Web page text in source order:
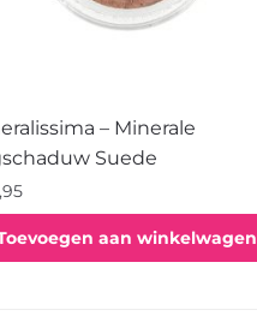
– Minerale
Suede
aan winkelwagen